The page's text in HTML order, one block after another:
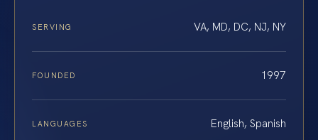
SERVING VA, MD, DC, NJ, NY
FOUNDED 1997
LANGUAGES English, Spanish